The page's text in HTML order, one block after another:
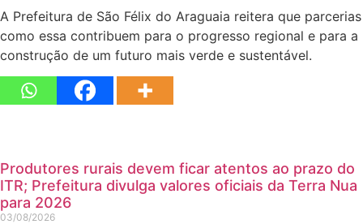
A Prefeitura de São Félix do Araguaia reitera que parcerias
como essa contribuem para o progresso regional e para a
construção de um futuro mais verde e sustentável.
Produtores rurais devem ficar atentos ao prazo do
ITR; Prefeitura divulga valores oficiais da Terra Nua
para 2026
03/08/2026